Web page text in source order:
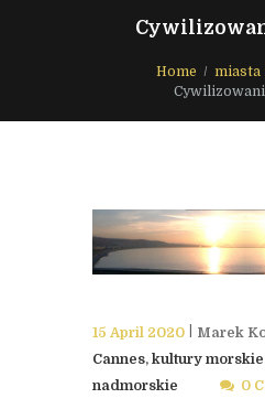
Home
miasta
15 April 2020
Marek
Cannes, kultury morskie
nadmorskie
0